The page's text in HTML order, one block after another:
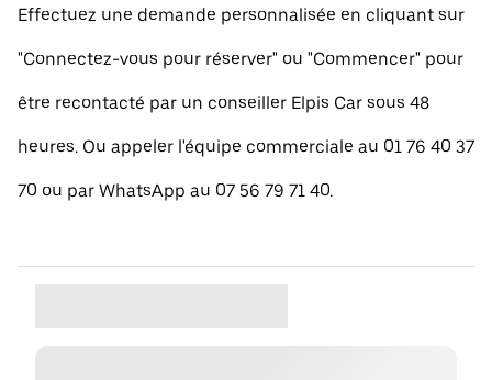
Effectuez une demande personnalisée en cliquant sur
"Connectez-vous pour réserver" ou "Commencer" pour
être recontacté par un conseiller Elpis Car sous 48
heures. Ou appeler l'équipe commerciale au 01 76 40 37
70 ou par WhatsApp au 07 56 79 71 40.